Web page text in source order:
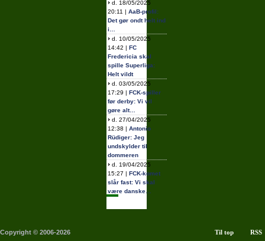
d. 18/05/2025
20:11 | AaB-profil:
Det gør ondt helt ind
i…
d. 10/05/2025
14:42 | FC
Fredericia skal
spille Superliga:
Helt vildt
d. 03/05/2025
17:29 | FCK-spiller
før derby: Vi vil
gøre alt…
d. 27/04/2025
12:38 | Antonio
Rüdiger: Jeg
undskylder til
dommeren
d. 19/04/2025
15:27 | FCK-komet
slår fast: Vi skal
være danske…
Copyright © 2006-2026 Til top RSS